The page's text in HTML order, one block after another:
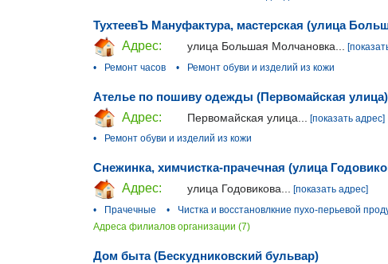
ТухтеевЪ Мануфактура, мастерская (улица
Адрес:
улица Большая Молчановка...
•
Ремонт часов • Ремонт обуви и изделий из кожи
Ателье по пошиву одежды (Первомайская улица)
Адрес:
Первомайская улица...
[показать адрес]
•
Ремонт обуви и изделий из кожи
Снежинка, химчистка-прачечная (улица
Адрес:
улица Годовикова... [показать адрес]
•
Прачечные • Чистка и восстановлкние пухо-перьевой
Адреса филиалов организации (7)
Дом быта (Бескудниковский бульвар)